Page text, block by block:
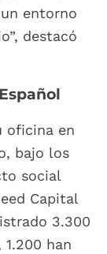
entorno
destacó
oficina en
bajo los
social
Capital
3.300
1.200 han